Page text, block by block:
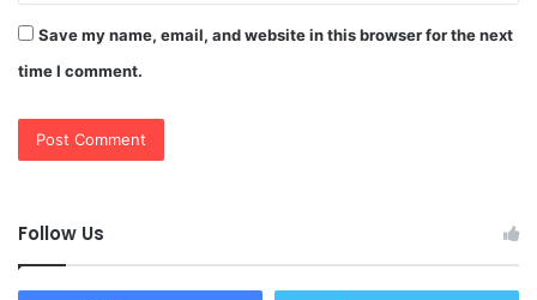
Save my name, email, and website in this browser for the next
time I comment.
Follow Us